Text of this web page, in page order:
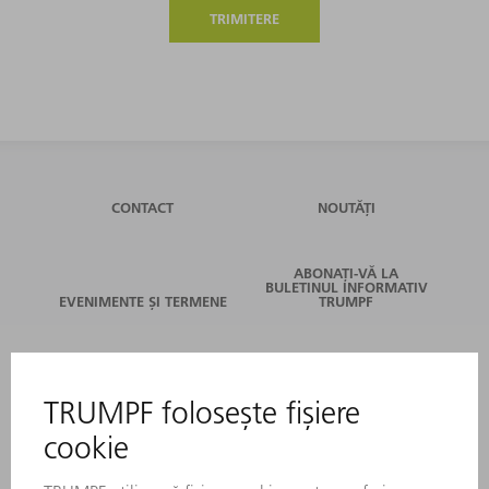
TRIMITERE
CONTACT NOUTĂȚI
EVENIMENTE ȘI TERMENE
ABONAȚI-VĂ LA
BULETINUL INFORMATIV
TRUMPF
SERVICII ONLINE
CONTACT
LOCAȚII
EVENIMENTE ȘI TERMENE